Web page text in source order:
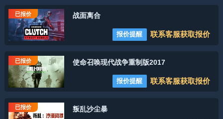
已报价 战面离合
报价提醒 联系客服获取报价
已报价 使命召唤现代战争重制版2017
报价提醒 联系客服获取报价
已报价 叛乱沙尘暴